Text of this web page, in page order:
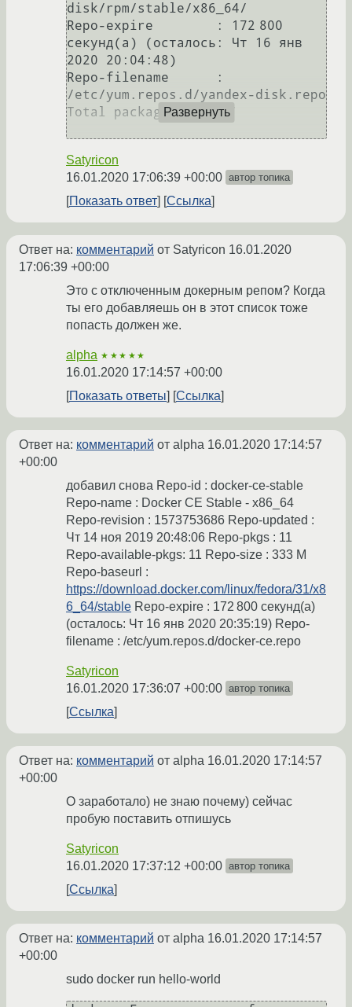
disk/rpm/stable/x86_64/
Repo-expire        : 172 800
секунд(а) (осталось: Чт 16 янв
2020 20:04:48)
Repo-filename      :
/etc/yum.repos.d/yandex-disk.repo
Total packages: 77 747
Развернуть
Satyricon
16.01.2020 17:06:39 +00:00 автор топика
Показать ответ Ссылка
Ответ на: комментарий от Satyricon 16.01.2020
17:06:39 +00:00
Это с отключенным докерным репом? Когда
ты его добавляешь он в этот список тоже
попасть должен же.
alpha ★★★★★
16.01.2020 17:14:57 +00:00
Показать ответы
Ссылка
Ответ на: комментарий от alpha 16.01.2020 17:14:57
+00:00
добавил снова Repo-id : docker-ce-stable
Repo-name : Docker CE Stable - x86_64
Repo-revision : 1573753686 Repo-updated :
Чт 14 ноя 2019 20:48:06 Repo-pkgs : 11
Repo-available-pkgs: 11 Repo-size : 333 M
Repo-baseurl :
https://download.docker.com/linux/fedora/31/x8
6_64/stable Repo-expire : 172 800 секунд(а)
(осталось: Чт 16 янв 2020 20:35:19) Repo-
filename : /etc/yum.repos.d/docker-ce.repo
Satyricon
16.01.2020 17:36:07 +00:00 автор топика
Ссылка
Ответ на: комментарий от alpha 16.01.2020 17:14:57
+00:00
О заработало) не знаю почему) сейчас
пробую поставить отпишусь
Satyricon
16.01.2020 17:37:12 +00:00 автор топика
Ссылка
Ответ на: комментарий от alpha 16.01.2020 17:14:57
+00:00
sudo docker run hello-world